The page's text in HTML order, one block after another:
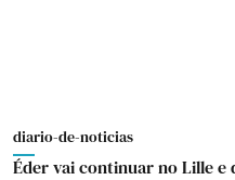
diario-de-noticias
Éder vai continuar no Lille e